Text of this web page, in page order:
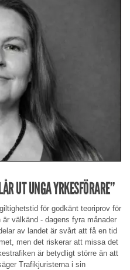
UT UNGA YRKESFÖRARE”
för godkänt teoriprov för
välkänd - dagens fyra månader
av landet är svårt att få en tid
men det riskerar att missa det
är betydligt större än att
Trafikjuristerna i sin